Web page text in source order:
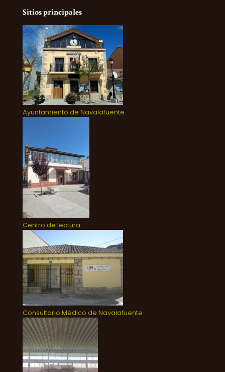
Sitios principales
Ayuntamiento de Navalafuente
Centro de lectura
Consultorio Médico de Navalafuente